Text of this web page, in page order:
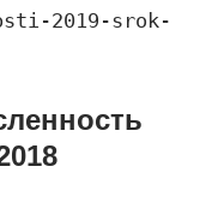
2019-srok-